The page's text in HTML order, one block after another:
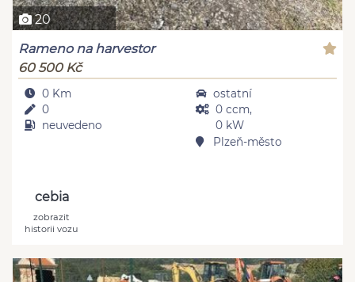
20
Rameno na harvestor
60 500 Kč
0 Km
0
neuvedeno
ostatní
0 ccm,
0 kW
Plzeň-město
cebia
zobrazit
historii vozu